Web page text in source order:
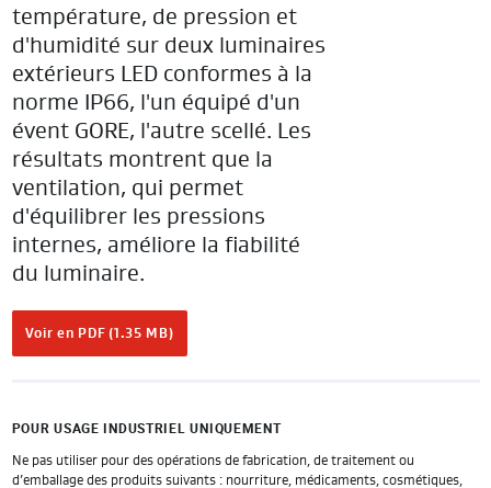
température, de pression et
d'humidité sur deux luminaires
extérieurs LED conformes à la
norme IP66, l'un équipé d'un
évent GORE, l'autre scellé. Les
résultats montrent que la
ventilation, qui permet
d'équilibrer les pressions
internes, améliore la fiabilité
du luminaire.
Voir en PDF (1.35 MB)
POUR USAGE INDUSTRIEL UNIQUEMENT
Ne pas utiliser pour des opérations de fabrication, de traitement ou
d’emballage des produits suivants : nourriture, médicaments, cosmétiques,